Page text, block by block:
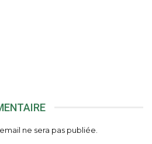
ne sera pas publiée.